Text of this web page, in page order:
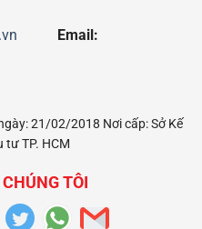
Email:
21/02/2018 Nơi cấp: Sở Kế
tư TP. HCM
TÔI